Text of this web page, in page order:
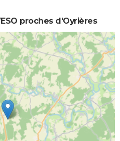
proches d'Oyrières